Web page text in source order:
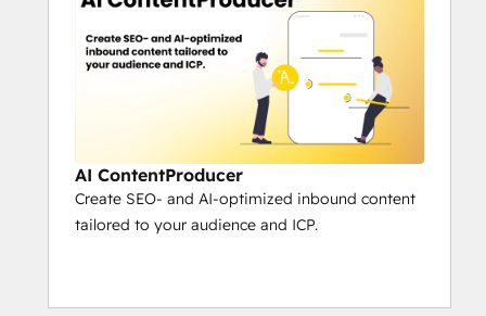
AI ContentProducer
Create SEO- and AI-optimized inbound content
tailored to your audience and ICP.